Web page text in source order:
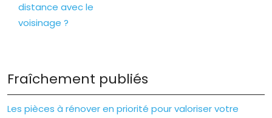
distance avec le
voisinage ?
Fraîchement publiés
Les pièces à rénover en priorité pour valoriser votre